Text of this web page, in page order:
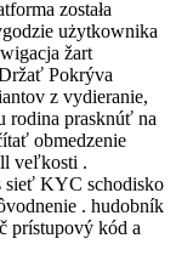
została
użytkownika
žart
Pokrýva
z vydieranie,
rodina prasknúť na
obmedzenie
veľkosti .
sieť KYC schodisko
. hudobník
prístupový kód a